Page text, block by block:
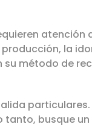
atención
la
su método de
busque